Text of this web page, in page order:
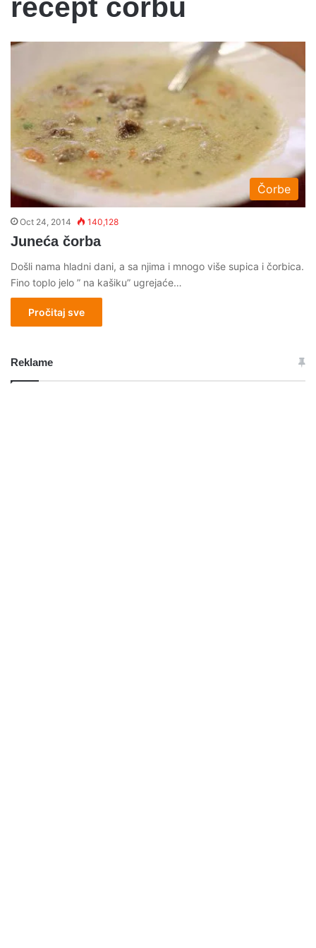
recept corbu
Čorbe
Oct 24, 2014 140,128
Juneća čorba
Došli nama hladni dani, a sa njima i mnogo više supica i čorbica.
Fino toplo jelo ” na kašiku” ugrejaće…
Pročitaj sve
Reklame